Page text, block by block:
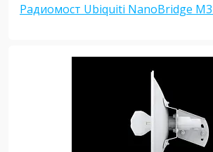
Радиомост Ubiquiti NanoBridge